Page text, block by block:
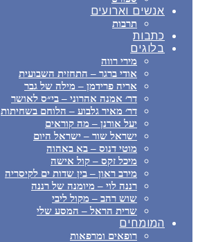
אנשים וארועים
תרבות
כתבות
בלוגים
מירי רווה
אודי ברגר – התחזית השבועית
אריה פרידמן – מילה של גבר
דר׳ אמנה אהרוני – בי״ס לאושר
דר׳ מאיר גלבוע – הלוחם בשחיתות
יעל אורנן – מה קוראים
ישראל שור – ישראל היום
מוטי דנוס – בא באהוה
מיכל זקס – קול אישה
מירב ראון – בין שדות ים לקיסריה
רננה לוי – מיומנה של רננה
שוש רהב – מקול ליבי
שרית הראל – המסע שלי
המומחים
רופאים ומרפאות